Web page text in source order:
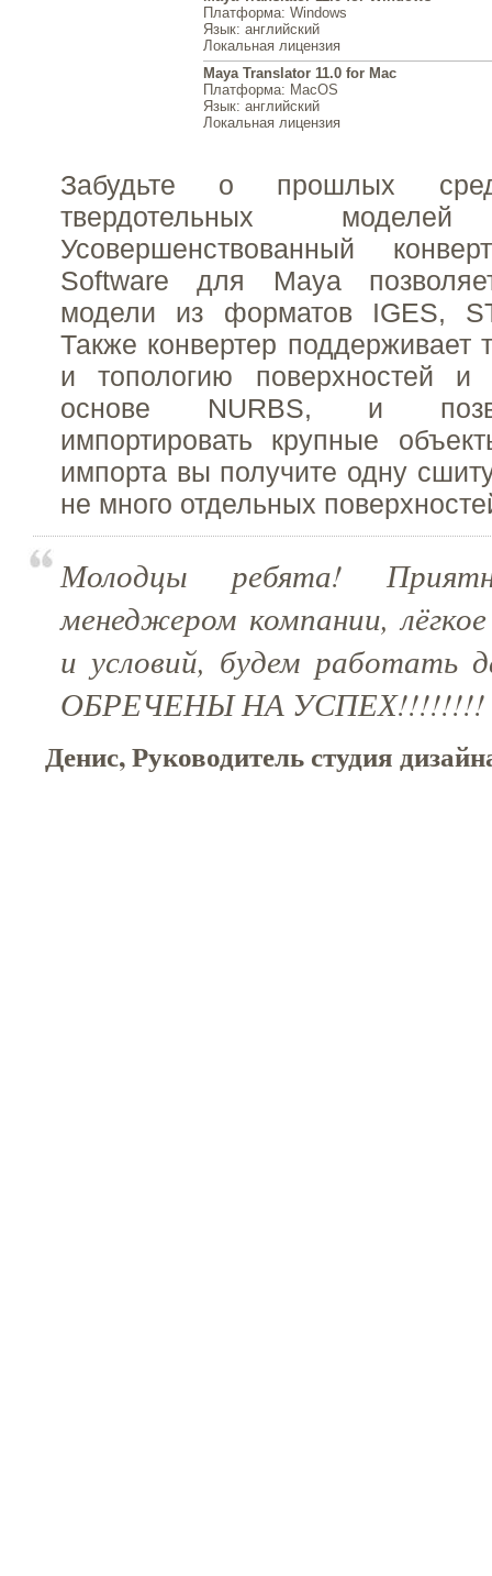
Платформа: Windows
Язык: английский
Локальная лицензия
Maya Translator 11.0 for Mac
Платформа: MacOS
Язык: английский
Локальная лицензия
Забудьте о прошлых
твердотельных
Усовершенствованный
Software для Maya
модели из форматов IGES,
Также конвертер поддерживает
и топологию поверхностей
основе NURBS, и
импортировать крупные
импорта вы получите одну
не много отдельных
Молодцы ребята!
менеджером компании,
и условий, будем
ОБРЕЧЕНЫ НА УСПЕХ!!!!!!!!
Денис, Руководитель студия